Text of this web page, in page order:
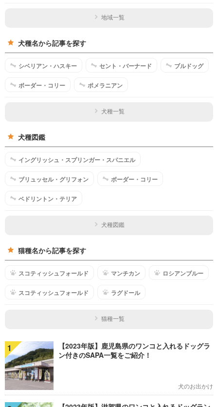
地域一覧
犬種名から記事を探す
シベリアン・ハスキー セント・バーナード ブルドッグ
ボーダー・コリー ポメラニアン
犬種一覧
犬種図鑑
イングリッシュ・スプリンガー・スパニエル
ブリュッセル・グリフォン ボーダー・コリー
ベドリントン・テリア
犬種図鑑
猫種名から記事を探す
スコティッシュフォールド マンチカン ロシアンブルー
スコティッシュフォールド ラグドール
猫種一覧
1
【2023年版】鹿児島県のワンコと入れるドッグラ
ン付きのSAPA一覧をご紹介！
犬のお出かけ